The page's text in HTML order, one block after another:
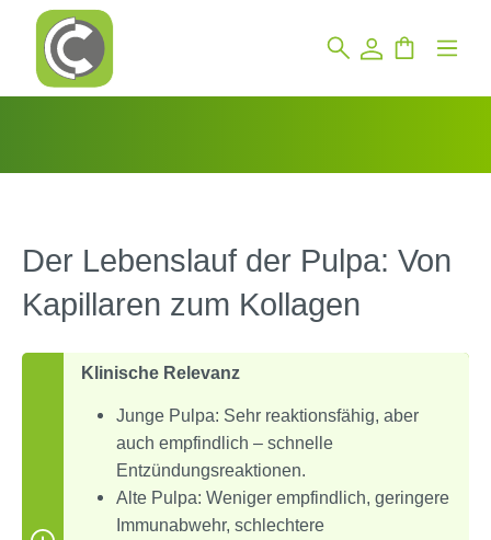
Der Lebenslauf der Pulpa: Von
Kapillaren zum Kollagen
Klinische Relevanz
Junge Pulpa: Sehr reaktionsfähig, aber
auch empfindlich – schnelle
Entzündungsreaktionen.
Alte Pulpa: Weniger empfindlich, geringere
Immunabwehr, schlechtere